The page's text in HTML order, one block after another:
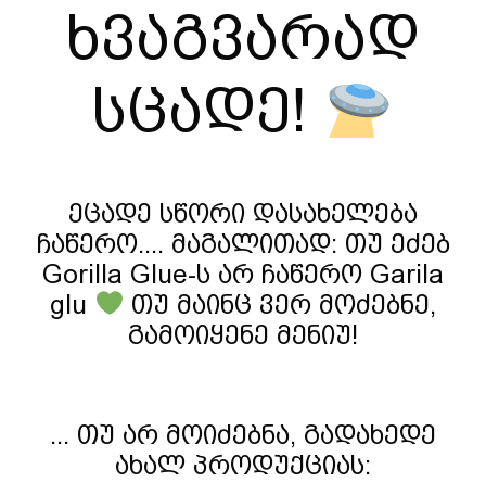
ხვაგვარად
სცადე!
ეცადე სწორი დასახელება
ჩაწერო.... მაგალითად: თუ ეძებ
Gorilla Glue-ს არ ჩაწერო Garila
glu
თუ მაინც ვერ მოძებნე,
გამოიყენე მენიუ!
... თუ არ მოიძებნა, გადახედე
ახალ პროდუქციას: